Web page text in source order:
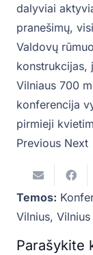
dalyviai
pranešimų,
Valdovų
konstrukcijas,
Vilniaus 700
konferencija
pirmieji
Previous Next
Temos:
Vilnius, Vilnius
Parašykite